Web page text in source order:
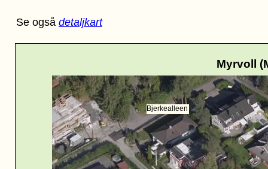
Myrvoll
Se også detaljkart
Bjerkealleen